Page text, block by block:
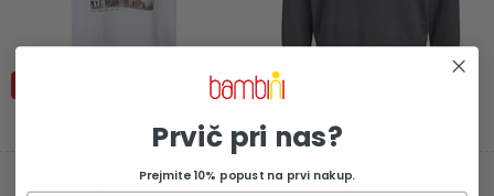
10,99 €
6,59 €
Otroška majica za fante Jeno
Otroška majica za fante Dipo
Prvič pri nas?
Prejmite 10% popust na prvi nakup.